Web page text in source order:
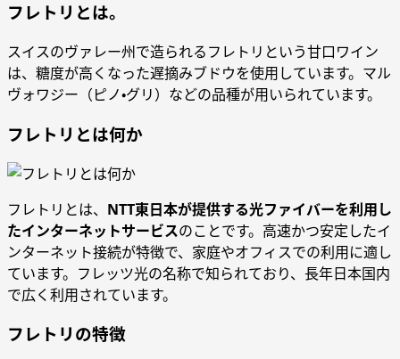
フレトリとは。
スイスのヴァレー州で造られるフレトリという甘口ワイン
は、糖度が高くなった遅摘みブドウを使用しています。マル
ヴォワジー（ピノ・グリ）などの品種が用いられています。
フレトリとは何か
フレトリとは、 NTT東日本が提供する光ファイバーを利用し
たインターネットサービスのことです。高速かつ安定したイ
ンターネット接続が特徴で、家庭やオフィスでの利用に適し
ています。フレッツ光の名称で知られており、長年日本国内
で広く利用されています。
フレトリの特徴